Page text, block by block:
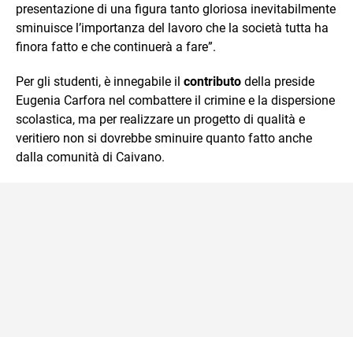
presentazione di una figura tanto gloriosa inevitabilmente
sminuisce l’importanza del lavoro che la società tutta ha
finora fatto e che continuerà a fare”.
Per gli studenti, è innegabile il contributo della preside
Eugenia Carfora nel combattere il crimine e la dispersione
scolastica, ma per realizzare un progetto di qualità e
veritiero non si dovrebbe sminuire quanto fatto anche
dalla comunità di Caivano.